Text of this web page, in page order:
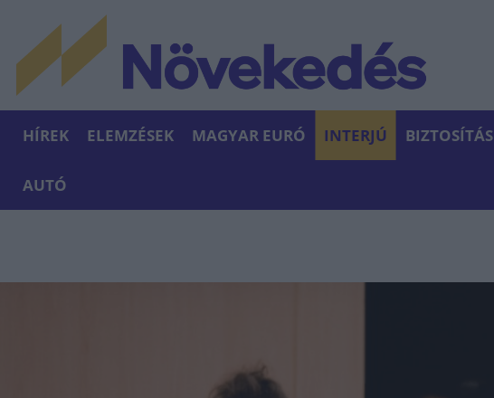
HÍREK ELEMZÉSEK MAGYAR EURÓ INTERJÚ BIZTOSÍTÁS
AUTÓ